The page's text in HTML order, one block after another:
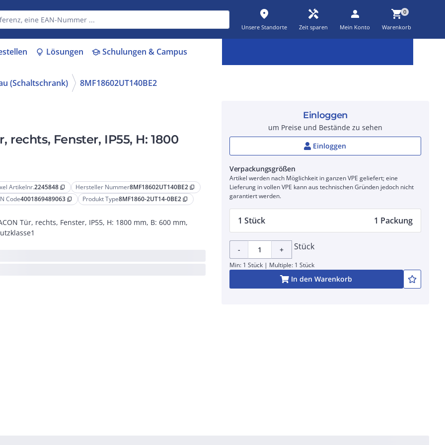
place
Unsere Standorte
handyman
Zeit sparen
person
Mein Konto
shopping_cart0
Warenkorb
lightbulb Lösungen schoolSchulungen & Campus
(Schaltschrank) 8MF18602UT140BE2
rechts, Fenster, IP55, H: 1800
Artikelnr.2245848 content_copy Hersteller Nummer8MF18602UT140BE2 content_copy
Code4001869489063 content_copy Produkt Type8MF1860-2UT14-0BE2 content_copy
Tür, rechts, Fenster, IP55, H: 1800 mm, B: 600 mm,
Einloggen
um Preise und Bestände zu sehen
Einloggen
Verpackungsgrößen
Artikel werden nach Möglichkeit in ganzen VPE geliefert; eine
Lieferung in vollen VPE kann aus technischen Gründen jedoch nicht
garantiert werden.
1 Stück 1 Packung
- + Stück
Min: 1 Stück | Multiple: 1 Stück
In den Warenkorb